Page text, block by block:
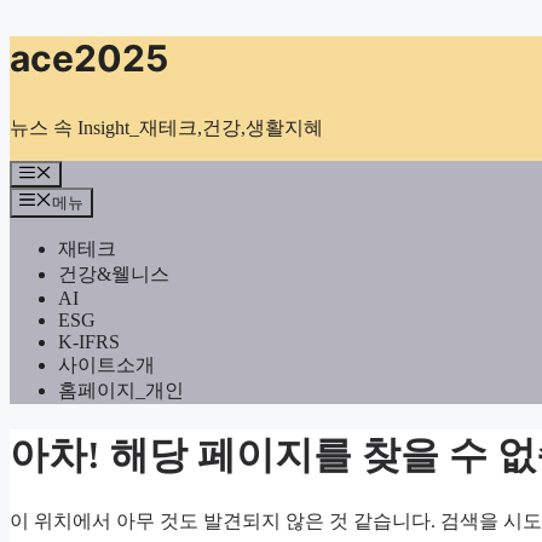
컨
텐
로
너
뛰
기
ace2025
뉴스 속 Insight_재테크,건강,생활지혜
메
뉴
메뉴
재테크
건강&웰니스
AI
ESG
K-IFRS
사이트소개
홈페이지_개인
아차! 해당 페이지를 찾을 수
이 위치에서 아무 것도 발견되지 않은 것 같습니다. 검색을 시